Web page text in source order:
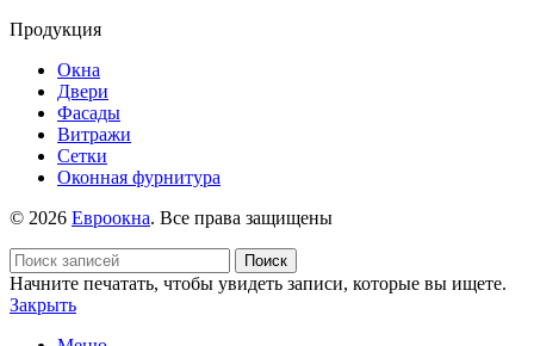
Продукция
Окна
Двери
Фасады
Витражи
Сетки
Оконная фурнитура
© 2026 Евроокна. Все права защищены
Поиск
Начните печатать, чтобы увидеть записи, которые вы ищете.
Закрыть